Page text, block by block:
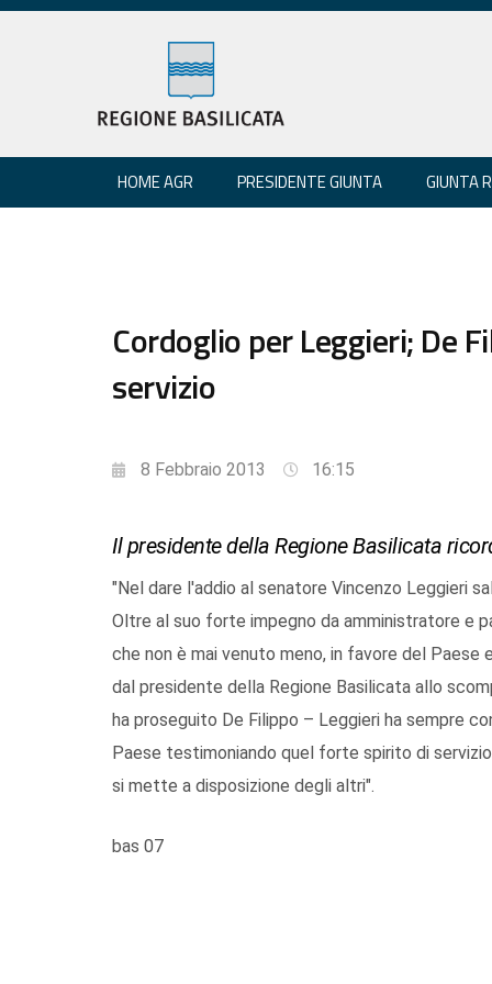
HOME AGR PRESIDENTE GIUNTA GIUNTA
Cordoglio per Leggieri; De
servizio
8 Febbraio 2013 16:15
Il presidente della Regione Basilicata
"Nel dare l'addio al senatore Vincenzo Leggieri
Oltre al suo forte impegno da amministratore e
che non è mai venuto meno, in favore del
dal presidente della Regione Basilicata allo
ha proseguito De Filippo – Leggieri ha sempre
Paese testimoniando quel forte spirito di
si mette a disposizione degli altri".
bas 07